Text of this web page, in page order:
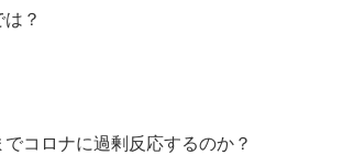
？
でコロナに過剰反応するのか？